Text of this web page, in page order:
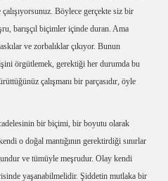
Böylece gerçekte siz bir
barışçıl biçimler içinde duran. Ama
ve zorbalıklar çıkıyor. Bunun
örgütlemek, gerektiği her durumda bu
çalışmanı bir parçasıdır, öyle
bir biçimi, bir boyutu olarak
o doğal mantığının gerektirdiği sınırlar
ve tümüyle meşrudur. Olay kendi
yaşanabilmelidir. Şiddetin mutlaka bir